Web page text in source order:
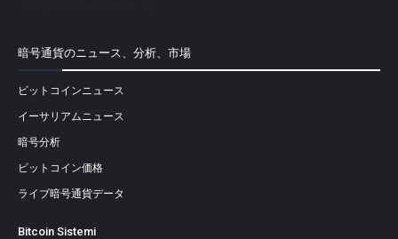
暗号通貨のニュース、分析、市場
ビットコインニュース
イーサリアムニュース
暗号分析
ビットコイン価格
ライブ暗号通貨データ
Bitcoin Sistemi